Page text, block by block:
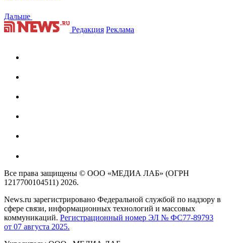
Дальше
Редакция Реклама
Все права защищены © ООО «МЕДИА ЛАБ» (ОГРН
1217700104511) 2026.
News.ru зарегистрировано Федеральной службой по надзору в
сфере связи, информационных технологий и массовых
коммуникаций. Регистрационный номер ЭЛ № ФС77-89793
от 07 августа 2025.